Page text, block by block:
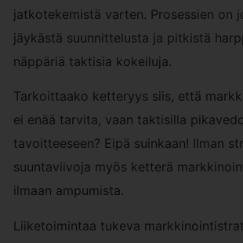
jatkotekemistä varten. Prosessien on
jäykästä suunnittelusta ja pitkistä
näppäriä taktisia kokeiluja.
Tarkoittaako ketteryys siis, että
ei enää tarvita, vaan taktisilla
tavoitteeseen? Eipä suinkaan! Ilman
suuntaviivoja myös ketterä
ilmaan ampumista.
Liiketoimintaa tukeva